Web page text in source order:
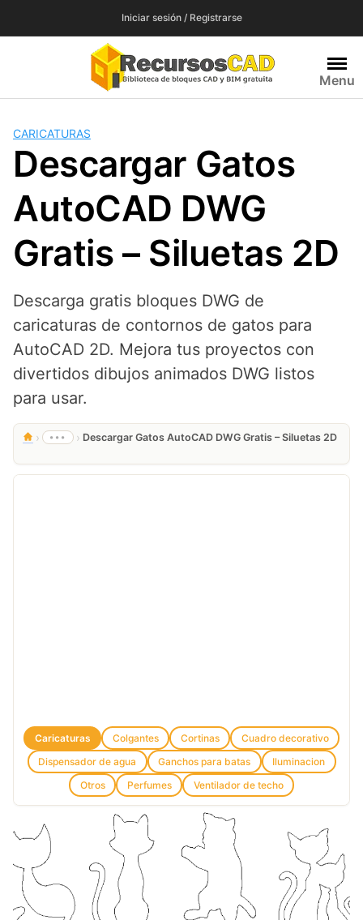
Iniciar sesión / Registrarse
Menu
CARICATURAS
Descargar Gatos
AutoCAD DWG
Gratis – Siluetas 2D
Descarga gratis bloques DWG de
caricaturas de contornos de gatos para
AutoCAD 2D. Mejora tus proyectos con
divertidos dibujos animados DWG listos
para usar.
› ••• › Descargar Gatos AutoCAD DWG Gratis – Siluetas 2D
Caricaturas Colgantes Cortinas
Cuadro decorativo
Dispensador de agua
Ganchos para batas
Iluminacion
Otros
Perfumes Ventilador de techo